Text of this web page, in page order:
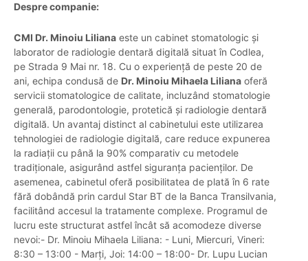
Despre companie:
CMI Dr. Minoiu Liliana este un cabinet stomatologic și
laborator de radiologie dentară digitală situat în Codlea,
pe Strada 9 Mai nr. 18. Cu o experiență de peste 20 de
ani, echipa condusă de Dr. Minoiu Mihaela Liliana oferă
servicii stomatologice de calitate, incluzând stomatologie
generală, parodontologie, protetică și radiologie dentară
digitală. Un avantaj distinct al cabinetului este utilizarea
tehnologiei de radiologie digitală, care reduce expunerea
la radiații cu până la 90% comparativ cu metodele
tradiționale, asigurând astfel siguranța pacienților. De
asemenea, cabinetul oferă posibilitatea de plată în 6 rate
fără dobândă prin cardul Star BT de la Banca Transilvania,
facilitând accesul la tratamente complexe. Programul de
lucru este structurat astfel încât să acomodeze diverse
nevoi:- Dr. Minoiu Mihaela Liliana: - Luni, Miercuri, Vineri:
8:30 – 13:00 - Marți, Joi: 14:00 – 18:00- Dr. Lupu Lucian